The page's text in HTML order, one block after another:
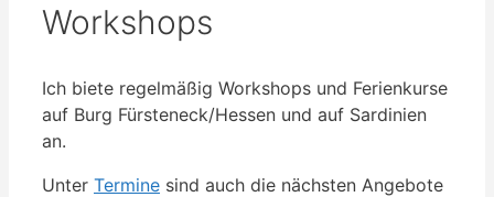
Workshops
Ich biete regelmäßig Workshops und Ferienkurse
auf Burg Fürsteneck/Hessen und auf Sardinien
an.
Unter Termine sind auch die nächsten Angebote